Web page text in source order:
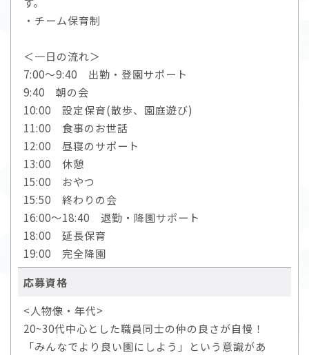
・チーム保育制
＜一日の流れ＞
7:00～9:40 出勤・登園サポート
9:40 朝の会
10:00 設定保育(散歩、園庭遊び)
11:00 食事のお世話
12:00 昼寝のサポート
13:00 休憩
15:00 おやつ
15:50 終わりの会
16:00～18:40 退勤・降園サポート
18:00 延長保育
19:00 完全降園
応募資格
<人物像・年代>
20~30代中心とした職員同士の仲の良さが自慢！
「みんなでより良い園にしよう」という意識があ